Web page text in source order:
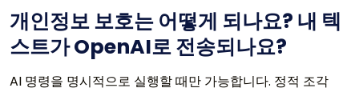
개인정보 보호는 어떻게 되나요? 내 텍
스트가 OpenAI로 전송되나요?
AI 명령을 명시적으로 실행할 때만 가능합니다. 정적 조각